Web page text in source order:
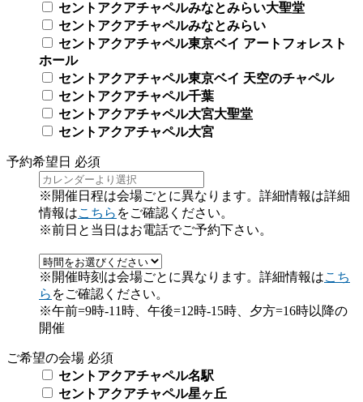
セントアクアチャペルみなとみらい大聖堂
セントアクアチャペルみなとみらい
セントアクアチャペル東京ベイ アートフォレスト
ホール
セントアクアチャペル東京ベイ 天空のチャペル
セントアクアチャペル千葉
セントアクアチャペル大宮大聖堂
セントアクアチャペル大宮
予約希望日 必須
※開催日程は会場ごとに異なります。詳細情報は詳細
情報はこちら をご確認ください。
※前日と当日はお電話でご予約下さい。
※開催時刻は会場ごとに異なります。詳細情報はこち
ら をご確認ください。
※午前=9時-11時、午後=12時-15時、夕方=16時以降の
開催
ご希望の会場 必須
セントアクアチャペル名駅
セントアクアチャペル星ヶ丘